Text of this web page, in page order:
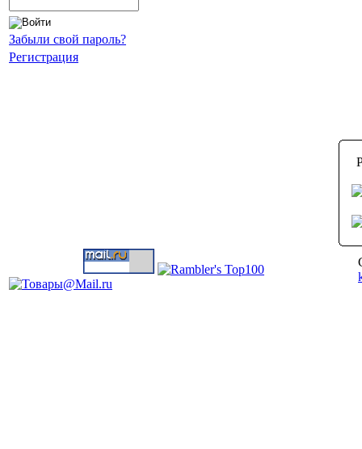
Забыли свой пароль?
Регистрация